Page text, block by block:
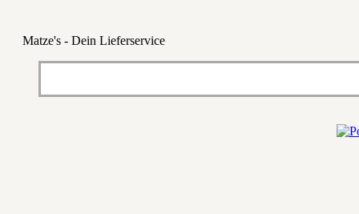
Matze's - Dein Lieferservice